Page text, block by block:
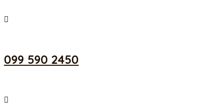
099 590 2450